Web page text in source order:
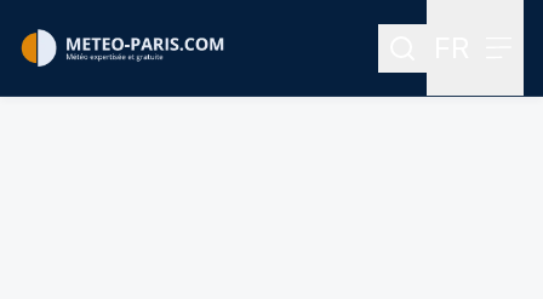
Rechercher